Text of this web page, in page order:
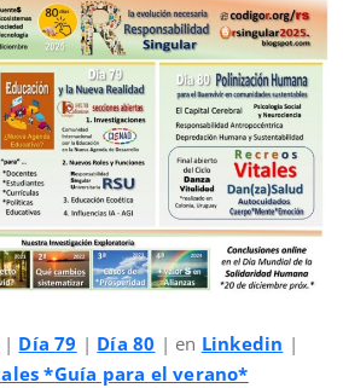
| Día 79 | Día 80 | en Linkedin |
*Guía para el verano*